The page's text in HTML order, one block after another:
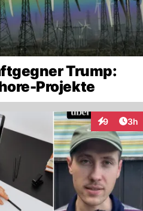
Trump:
Projekte
9 3h